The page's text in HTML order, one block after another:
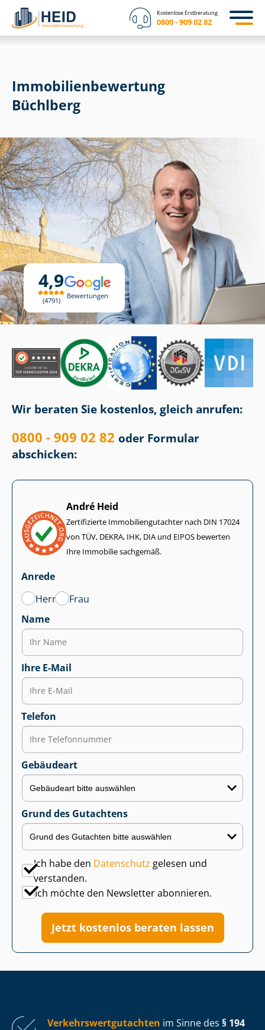
Kostenlose Erstberatung
0800 - 909 02 82
4,9
4791
Bewertungen
Immobilien­bewertung
Büchlberg
Wir beraten Sie kostenlos, gleich anrufen:
0800 - 909 02 82 oder Formular
abschicken:
André Heid
Zertifizierte Im­mo­bi­li­en­gut­ach­ter nach DIN 17024
von TÜV, DEKRA, IHK, DIA und EIPOS bewerten
Ihre Immobilie sachgemäß.
Anrede
Herr
Frau
Name
Ihre E-Mail
Telefon
Gebäudeart
Grund des Gutachtens
Ich habe den Datenschutz gelesen und
verstanden.
Ich möchte den Newsletter abonnieren.
Jetzt kostenlos beraten lassen
Ver­kehrs­wert­gut­ach­ten im Sinne des § 194